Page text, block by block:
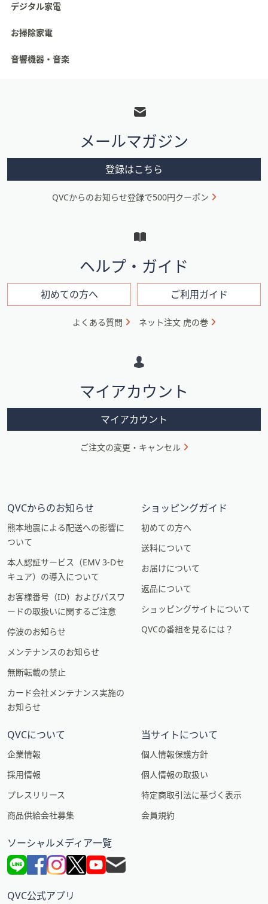
デジタル家電
お掃除家電
音響機器・音楽
メ
ニ
ン
ン
メールマガジン
登録はこちら
QVCからのお知らせ登録で500円クーポン
ヘルプ・ガイド
初めての方へ ご利用ガイド
よくある質問 ネット注文 虎の巻
マイアカウント
マイアカウント
ご注文の変更・キャンセル
QVCからのお知らせ
熊本地震による配送への影響に
ついて
本人認証サービス（EMV 3-Dセ
キュア）の導入について
お客様番号（ID）およびパスワ
ードの取扱いに関するご注意
停波のお知らせ
メンテナンスのお知らせ
無断転載の禁止
カード会社メンテナンス実施の
お知らせ
ショッピングガイド
初めての方へ
送料について
お届けについて
返品について
ショッピングサイトについて
QVCの番組を見るには？
QVCについて
企業情報
採用情報
プレスリリース
商品供給会社募集
当サイトについて
個人情報保護方針
個人情報の取扱い
特定商取引法に基づく表示
会員規約
ソーシャルメディア一覧
QVC公式アプリ